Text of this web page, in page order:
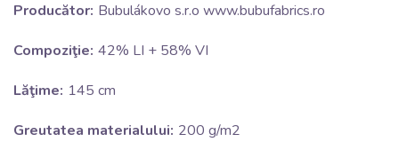
Producător: Bubulákovo s.r.o www.bubufabrics.ro
Compoziţie: 42% LI + 58% VI
Lăţime: 145 cm
Greutatea materialului: 200 g/m2